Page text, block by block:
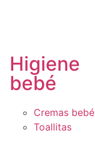
Higiene
bebé
Cremas bebé
Toallitas